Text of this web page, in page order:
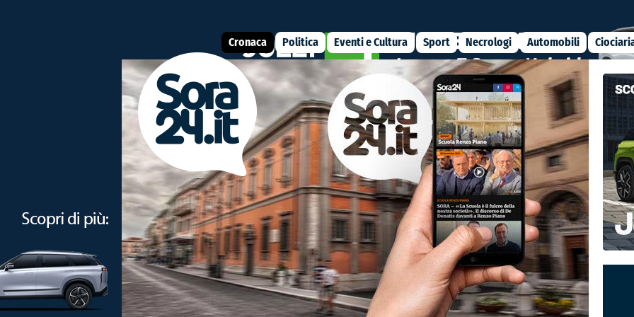
Cronaca Politica Eventi e Cultura Sport Necrologi Automobili